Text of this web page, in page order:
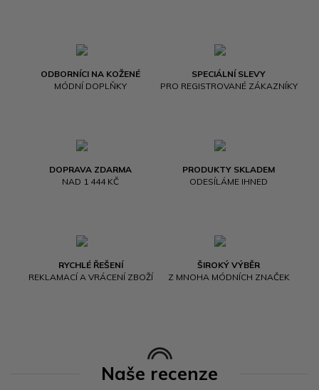
ODBORNÍCI NA KOŽENÉ
MÓDNÍ DOPLŇKY
SPECIÁLNÍ SLEVY
PRO REGISTROVANÉ ZÁKAZNÍKY
DOPRAVA ZDARMA
NAD 1 444 KČ
PRODUKTY SKLADEM
ODESÍLÁME IHNED
RYCHLÉ ŘEŠENÍ
REKLAMACÍ A VRÁCENÍ ZBOŽÍ
ŠIROKÝ VÝBĚR
Z MNOHA MÓDNÍCH ZNAČEK
Naše recenze